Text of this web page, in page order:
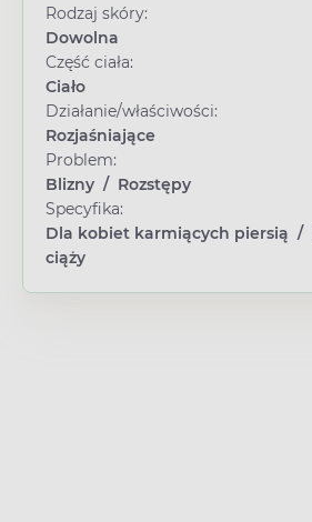
Rodzaj skóry:
Dowolna
Część ciała:
Ciało
Działanie/właściwości:
Rozjaśniające
Problem:
Blizny / Rozstępy
Specyfika:
Dla kobiet karmiących piersią /
ciąży